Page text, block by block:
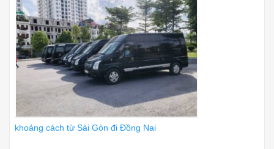
khoảng cách từ Sài Gòn đi Đồng Nai